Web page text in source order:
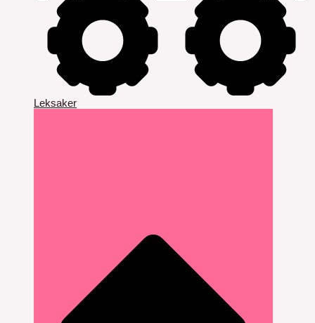
Leksaker